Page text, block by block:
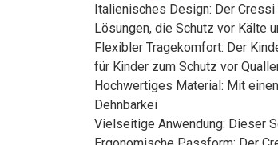
Italienisches Design: Der
Lösungen, die Schutz vor Kälte
Flexibler Tragekomfort: Der
für Kinder zum Schutz vor
Hochwertiges Material: Mit
Dehnbarkei
Vielseitige Anwendung: Dieser